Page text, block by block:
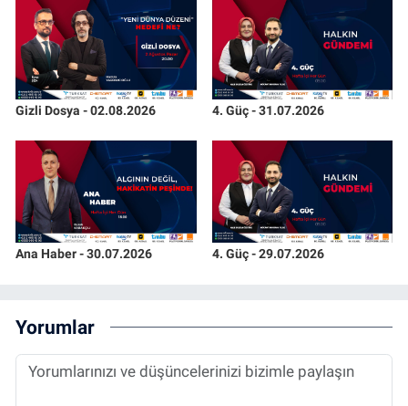
Gizli Dosya - 02.08.2026 4. Güç - 31.07.2026
Ana Haber - 30.07.2026 4. Güç - 29.07.2026
Yorumlar